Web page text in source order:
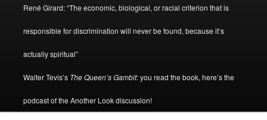
René Girard: “The economic, biological, or racial criterion that is
responsible for discrimination will never be found, because it’s
actually spiritual”
Walter Tevis’s The Queen’s Gambit: you read the book, here’s the
podcast of the Another Look discussion!